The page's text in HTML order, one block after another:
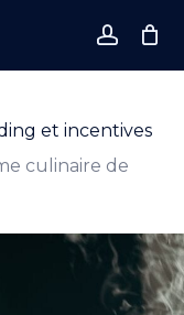
Close
Cart
et incentives
culinaire de